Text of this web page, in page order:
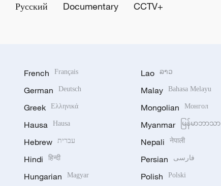
Русский Documentary CCTV+
French Français
German Deutsch
Greek Ελληνικά
Hausa Hausa
Hebrew עברית
Hindi हिन्दी
Hungarian Magyar
Lao ລາວ
Malay Bahasa Melayu
Mongolian Монгол
Myanmar မြန်မာဘာသာ
Nepali नेपाली
Persian فارسی
Polish Polski